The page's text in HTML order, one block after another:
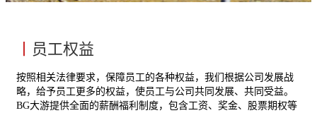
员工权益
按照相关法律要求，保障员工的各种权益，我们根据公司发展战
略，给予员工更多的权益，使员工与公司共同发展、共同受益。
BG大游提供全面的薪酬福利制度，包含工资、奖金、股票期权等